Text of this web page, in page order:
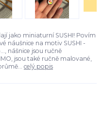
jako miniaturní SUSHI! Povím
náušnice na motiv SUSHI -
nášnice jsou ručně
jsou také ručně malované,
celý popis